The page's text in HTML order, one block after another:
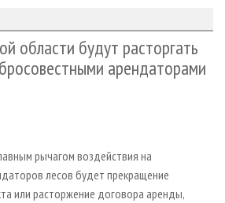
ПЛИТ
области будут расторгать
арендаторами
рычагом воздействия на
лесов будет прекращение
или расторжение договора аренды,